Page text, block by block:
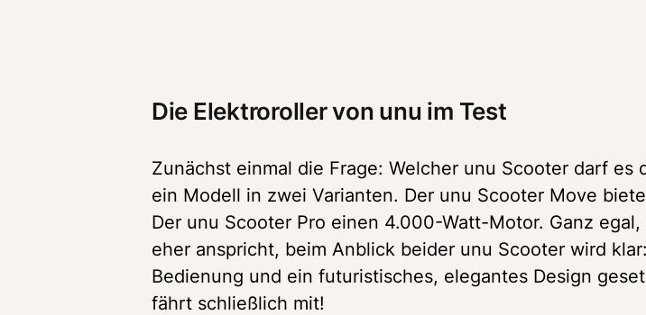
Die Elektroroller von unu im Test
Zunächst einmal die Frage: Welcher unu Scooter darf es
ein Modell in zwei Varianten. Der unu Scooter Move
Der unu Scooter Pro einen 4.000-Watt-Motor. Ganz
eher anspricht, beim Anblick beider unu Scooter wird
Bedienung und ein futuristisches, elegantes Design
fährt schließlich mit!